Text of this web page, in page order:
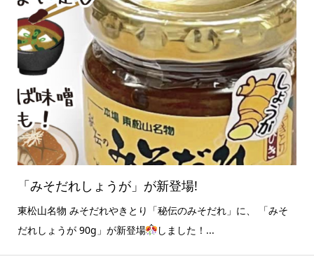
「みそだれしょうが」が新登場!
東松山名物 みそだれやきとり「秘伝のみそだれ」に、 「みそ
だれしょうが 90g」が新登場
しました！...